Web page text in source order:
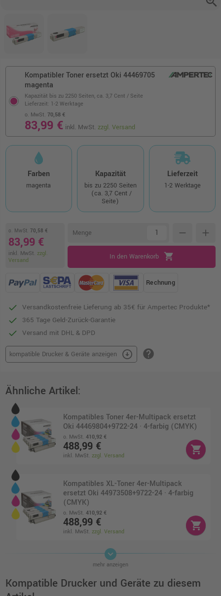
Kompatibler Toner ersetzt Oki 44469705
magenta
Kapazität bis zu 2250 Seiten, ca. 3,7 Cent / Seite
o. MwSt.70,58 €
83,99 € inkl. MwSt.zzgl. Versand
Lieferzeit: 1-2 Werktage
Farben
magenta
Kapazität
bis zu 2250 Seiten
(ca. 3,7 Cent /
Seite)
Lieferzeit
1-2 Werktage
o. MwSt. 70,58 €
83,99 €
inkl. MwSt. zzgl.
Versand
Menge remove add
In den Warenkorb shopping_cart
Rechnung
Versandkostenfreie Lieferung ab 35€ für Ampertec Produkte*
365 Tage Geld-Zurück-Garantie
Versand mit DHL & DPD
kompatible Drucker & Geräte anzeigen arrow_circle_down help
Ähnliche Artikel:
Kompatibles Toner 4er-Multipack ersetzt
Oki 44469804+9722-24 · 4-farbig (CMYK)
o. MwSt.410,92 €
488,99 €
inkl. MwSt.zzgl. Versand
shopping_cart
Kompatibles XL-Toner 4er-Multipack
ersetzt Oki 44973508+9722-24 · 4-farbig
(CMYK)
o. MwSt.410,92 €
488,99 €
inkl. MwSt.zzgl. Versand
shopping_cart
Kompatibles Toner 4er-Multipack ersetzt
Oki 44469803+9704-06 · 4-farbig (CMYK)
o. MwSt.
278,00 €
keyboard_arrow_down
mehr anzeigen
Kompatible Drucker und Geräte zu diesem